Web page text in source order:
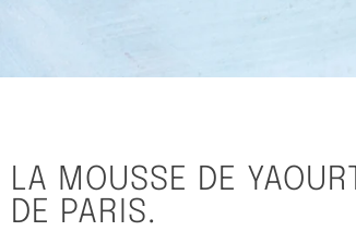
LA MOUSSE DE
DE PARIS.